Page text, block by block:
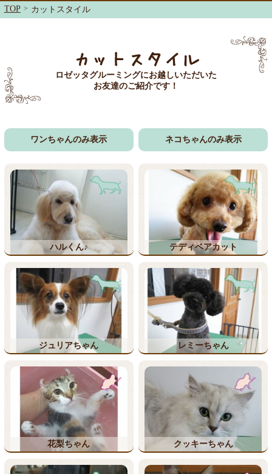
TOP > カットスタイル
カットスタイル
ロゼッタグルーミングにお越しいただいた
お友達のご紹介です！
ネコちゃんのみ表示
ワンちゃんのみ表示
ハルくん♪ テディベアカット
ジュリアちゃん レミーちゃん
花梨ちゃん クッキーちゃん